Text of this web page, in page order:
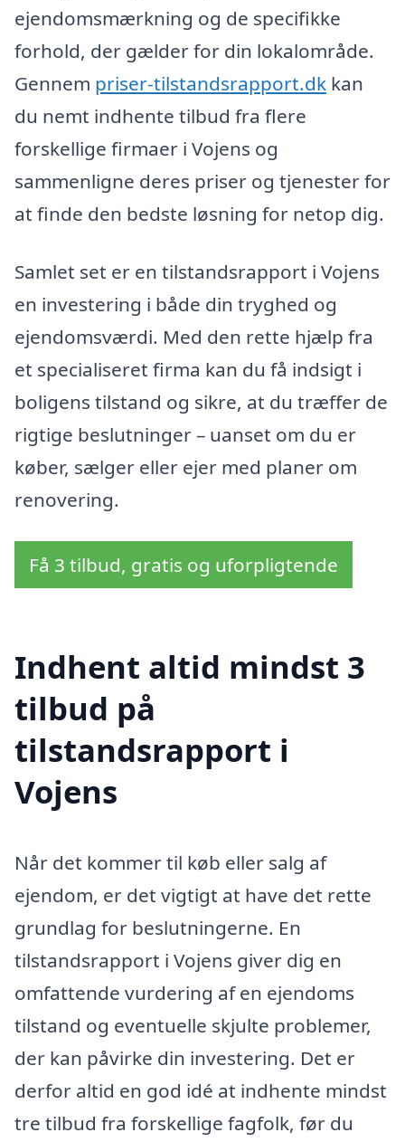
ejendomsmærkning og de specifikke
forhold, der gælder for din lokalområde.
Gennem priser-tilstandsrapport.dk kan
du nemt indhente tilbud fra flere
forskellige firmaer i Vojens og
sammenligne deres priser og tjenester for
at finde den bedste løsning for netop dig.
Samlet set er en tilstandsrapport i Vojens
en investering i både din tryghed og
ejendomsværdi. Med den rette hjælp fra
et specialiseret firma kan du få indsigt i
boligens tilstand og sikre, at du træffer de
rigtige beslutninger – uanset om du er
køber, sælger eller ejer med planer om
renovering.
Få 3 tilbud, gratis og uforpligtende
Indhent altid mindst 3
tilbud på
tilstandsrapport i
Vojens
Når det kommer til køb eller salg af
ejendom, er det vigtigt at have det rette
grundlag for beslutningerne. En
tilstandsrapport i Vojens giver dig en
omfattende vurdering af en ejendoms
tilstand og eventuelle skjulte problemer,
der kan påvirke din investering. Det er
derfor altid en god idé at indhente mindst
tre tilbud fra forskellige fagfolk, før du